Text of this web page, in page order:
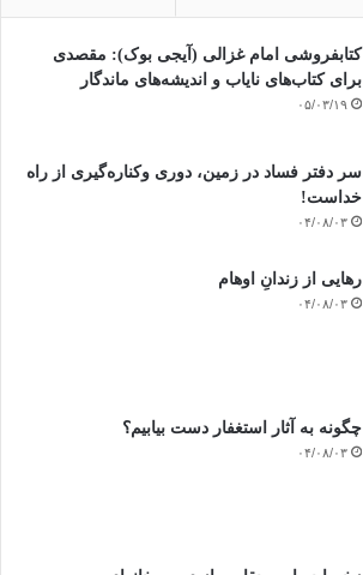
کتابفروشی امام غزالی (آیجی بوک): مقصدی
برای کتاب‌های نایاب و اندیشه‌های ماندگار
۰۵/۰۳/۱۹
سر دفتر فساد در زمین‌، دوری وکناره‌گیری از راه
خداست‌!
۰۴/۰۸/۰۳
رهایی از زندانِ اوهام
۰۴/۰۸/۰۳
چگونه به آثار استغفار دست بیابیم؟
۰۴/۰۸/۰۳